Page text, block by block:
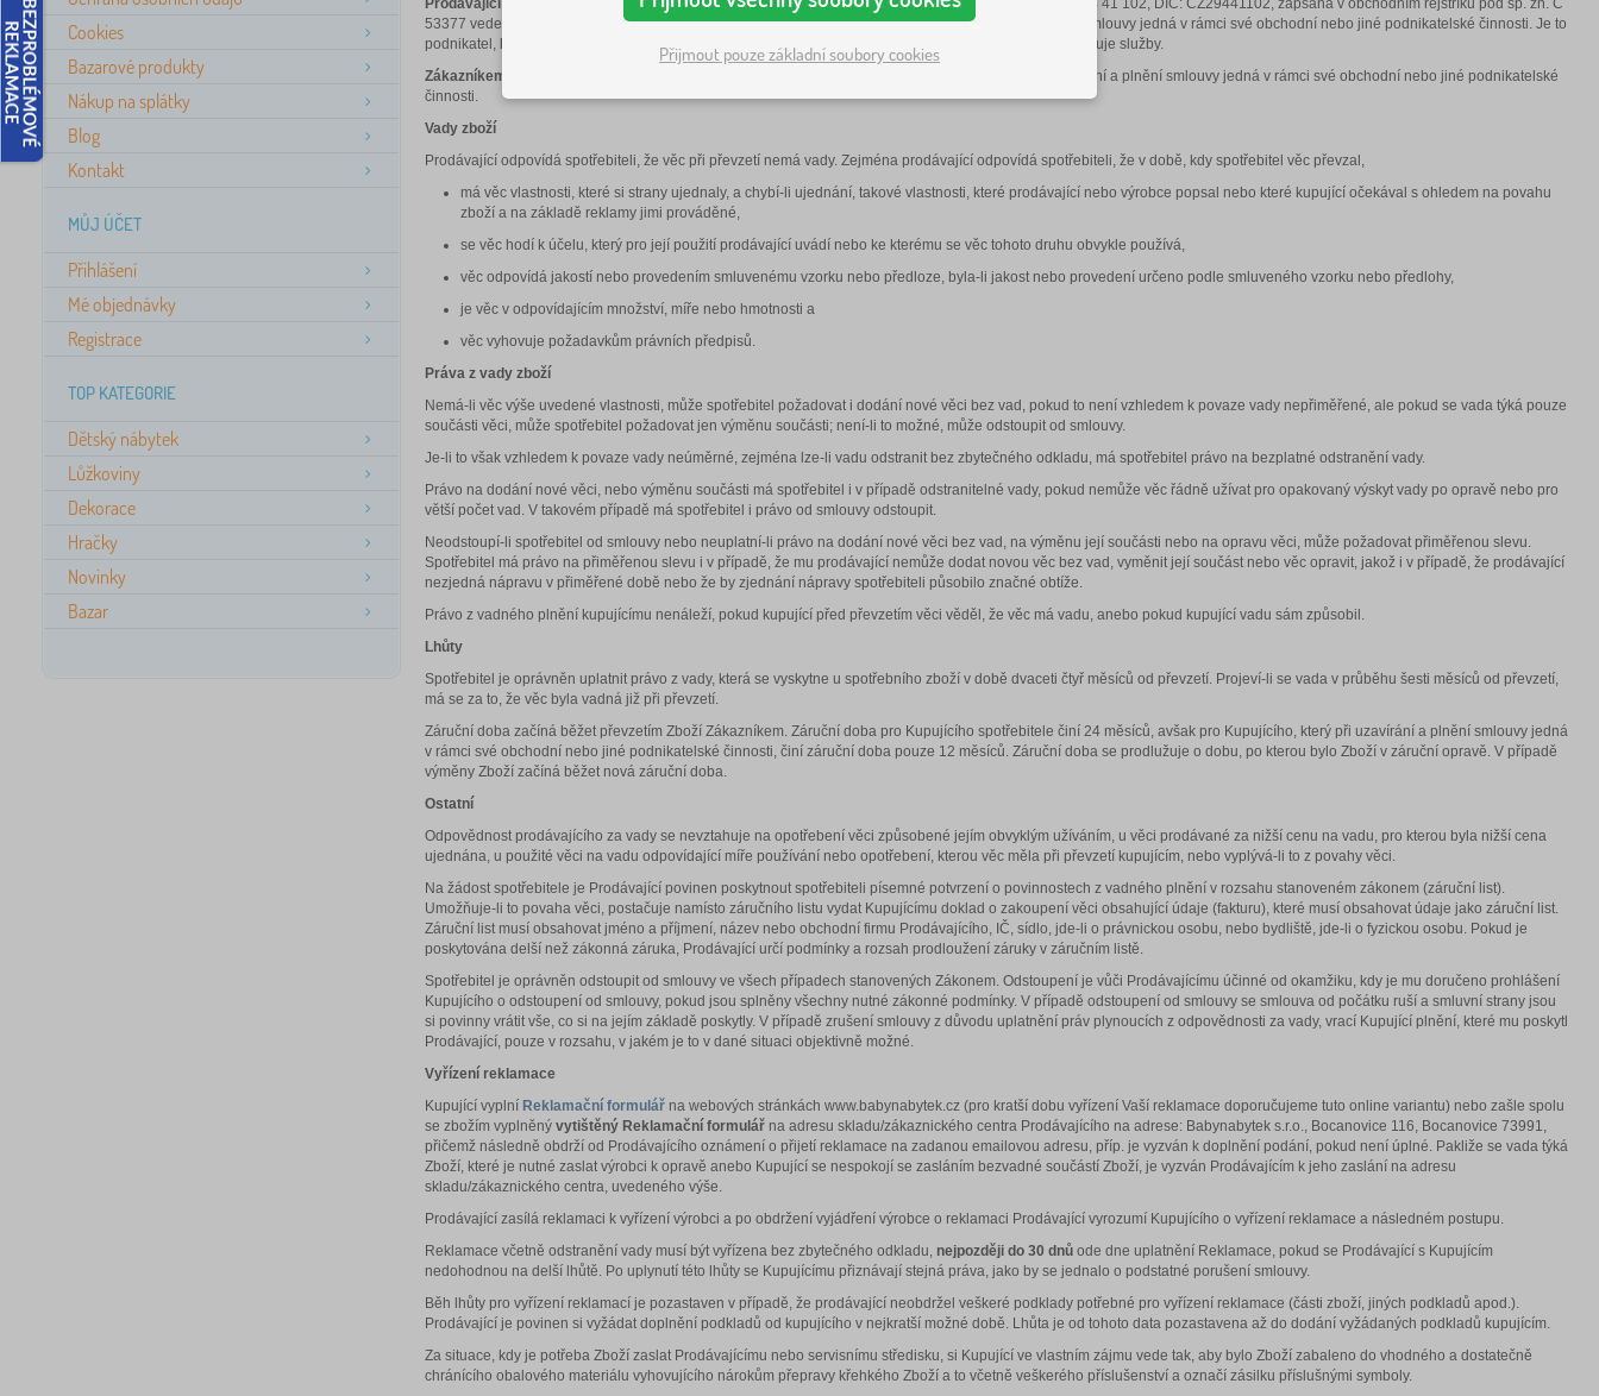
Cookies
Bazarové produkty
Nákup na splátky
Blog
Kontakt
MŮJ ÚČET
Přihlášení
Mé objednávky
Registrace
TOP KATEGORIE
Dětský nábytek
Lůžkoviny
Dekorace
Hračky
Novinky
Bazar
Prodávajícíje obchodní společnost Babynabytek s.r.o., se sídlem Bukovec 259, 739 85 Bukovec, IČ: 294 41 102, DIČ: CZ29441102, zapsaná v obchodním rejstříku pod sp. zn. C
53377 vedenou u Krajského soudu v Ostravě. Babynabytek s.r.o. je osoba, která při uzavírání a plnění smlouvy jedná v rámci své obchodní nebo jiné podnikatelské činnosti. Je to
podnikatel, který přímo nebo prostřednictvím jiných podnikatelů dodává Kupujícímu výrobky nebo poskytuje služby.
Zákazníkem
našeho internetového obchodu je buď Kupující spotřebitel anebo Kupující, který při uzavírání a plnění smlouvy jedná v rámci své obchodní nebo jiné podnikatelské
činnosti.
Vady zboží
Prodávající odpovídá spotřebiteli, že věc při převzetí nemá vady. Zejména prodávající odpovídá spotřebiteli, že v době, kdy spotřebitel věc převzal,
má věc vlastnosti, které si strany ujednaly, a chybí-li ujednání, takové vlastnosti, které prodávající nebo výrobce popsal nebo které kupující očekával s ohledem na povahu
zboží a na základě reklamy jimi prováděné,
se věc hodí k účelu, který pro její použití prodávající uvádí nebo ke kterému se věc tohoto druhu obvykle používá,
věc odpovídá jakostí nebo provedením smluvenému vzorku nebo předloze, byla-li jakost nebo provedení určeno podle smluveného vzorku nebo předlohy,
je věc v odpovídajícím množství, míře nebo hmotnosti a
věc vyhovuje požadavkům právních předpisů.
Práva z vady zboží
Nemá-li věc výše uvedené vlastnosti, může spotřebitel požadovat i dodání nové věci bez vad, pokud to není vzhledem k povaze vady nepřiměřené, ale pokud se vada týká pouze
součásti věci, může spotřebitel požadovat jen výměnu součásti; není-li to možné, může odstoupit od smlouvy.
Je-li to však vzhledem k povaze vady neúměrné, zejména lze-li vadu odstranit bez zbytečného odkladu, má spotřebitel právo na bezplatné odstranění vady.
Právo na dodání nové věci, nebo výměnu součásti má spotřebitel i v případě odstranitelné vady, pokud nemůže věc řádně užívat pro opakovaný výskyt vady po opravě nebo pro
větší počet vad. V takovém případě má spotřebitel i právo od smlouvy odstoupit.
Neodstoupí-li spotřebitel od smlouvy nebo neuplatní-li právo na dodání nové věci bez vad, na výměnu její součásti nebo na opravu věci, může požadovat přiměřenou slevu.
Spotřebitel má právo na přiměřenou slevu i v případě, že mu prodávající nemůže dodat novou věc bez vad, vyměnit její součást nebo věc opravit, jakož i v případě, že prodávající
nezjedná nápravu v přiměřené době nebo že by zjednání nápravy spotřebiteli působilo značné obtíže.
Právo z vadného plnění kupujícímu nenáleží, pokud kupující před převzetím věci věděl, že věc má vadu, anebo pokud kupující vadu sám způsobil.
Lhůty
Spotřebitel je oprávněn uplatnit právo z vady, která se vyskytne u spotřebního zboží v době dvaceti čtyř měsíců od převzetí. Projeví-li se vada v průběhu šesti měsíců od převzetí,
má se za to, že věc byla vadná již při převzetí.
Záruční doba začíná běžet převzetím Zboží Zákazníkem. Záruční doba pro Kupujícího spotřebitele činí 24 měsíců, avšak pro Kupujícího, který při uzavírání a plnění smlouvy jedná
v rámci své obchodní nebo jiné podnikatelské činnosti, činí záruční doba pouze 12 měsíců. Záruční doba se prodlužuje o dobu, po kterou bylo Zboží v záruční opravě. V případě
výměny Zboží začíná běžet nová záruční doba.
Ostatní
Odpovědnost prodávajícího za vady se nevztahuje na opotřebení věci způsobené jejím obvyklým užíváním, u věci prodávané za nižší cenu na vadu, pro kterou byla nižší cena
ujednána, u použité věci na vadu odpovídající míře používání nebo opotřebení, kterou věc měla při převzetí kupujícím, nebo vyplývá-li to z povahy věci.
Na žádost spotřebitele je Prodávající povinen poskytnout spotřebiteli písemné potvrzení o povinnostech z vadného plnění v rozsahu stanoveném zákonem (záruční list).
Umožňuje-li to povaha věci, postačuje namísto záručního listu vydat Kupujícímu doklad o zakoupení věci obsahující údaje (fakturu), které musí obsahovat údaje jako záruční list.
Záruční list musí obsahovat jméno a příjmení, název nebo obchodní firmu Prodávajícího, IČ, sídlo, jde-li o právnickou osobu, nebo bydliště, jde-li o fyzickou osobu. Pokud je
poskytována delší než zákonná záruka, Prodávající určí podmínky a rozsah prodloužení záruky v záručním listě.
Spotřebitel je oprávněn odstoupit od smlouvy ve všech případech stanovených Zákonem. Odstoupení je vůči Prodávajícímu účinné od okamžiku, kdy je mu doručeno prohlášení
Kupujícího o odstoupení od smlouvy, pokud jsou splněny všechny nutné zákonné podmínky. V případě odstoupení od smlouvy se smlouva od počátku ruší a smluvní strany jsou
si povinny vrátit vše, co si na jejím základě poskytly. V případě zrušení smlouvy z důvodu uplatnění práv plynoucích z odpovědnosti za vady, vrací Kupující plnění, které mu poskytl
Prodávající, pouze v rozsahu, v jakém je to v dané situaci objektivně možné.
Vyřízení reklamace
Kupující vyplní Reklamační formulářna webových stránkách www.babynabytek.cz (pro kratší dobu vyřízení Vaší reklamace doporučujeme tuto online variantu) nebo zašle spolu
se zbožím vyplněný vytištěný Reklamační formulářna adresu skladu/zákaznického centra Prodávajícího na adrese: Babynabytek s.r.o., Bocanovice 116, Bocanovice 73991,
přičemž následně obdrží od Prodávajícího oznámení o přijetí reklamace na zadanou emailovou adresu, příp. je vyzván k doplnění podání, pokud není úplné. Pakliže se vada týká
Zboží, které je nutné zaslat výrobci k opravě anebo Kupující se nespokojí se zasláním bezvadné součástí Zboží, je vyzván Prodávajícím k jeho zaslání na adresu
skladu/zákaznického centra, uvedeného výše.
Prodávající zasílá reklamaci k vyřízení výrobci a po obdržení vyjádření výrobce o reklamaci Prodávající vyrozumí Kupujícího o vyřízení reklamace a následném postupu.
Reklamace včetně odstranění vady musí být vyřízena bez zbytečného odkladu, nejpozději do 30 dnůode dne uplatnění Reklamace, pokud se Prodávající s Kupujícím
nedohodnou na delší lhůtě. Po uplynutí této lhůty se Kupujícímu přiznávají stejná práva, jako by se jednalo o podstatné porušení smlouvy.
Běh lhůty pro vyřízení reklamací je pozastaven v případě, že prodávající neobdržel veškeré podklady potřebné pro vyřízení reklamace (části zboží, jiných podkladů apod.).
Prodávající je povinen si vyžádat doplnění podkladů od kupujícího v nejkratší možné době. Lhůta je od tohoto data pozastavena až do dodání vyžádaných podkladů kupujícím.
Za situace, kdy je potřeba Zboží zaslat Prodávajícímu nebo servisnímu středisku, si Kupující ve vlastním zájmu vede tak, aby bylo Zboží zabaleno do vhodného a dostatečně
chránícího obalového materiálu vyhovujícího nárokům přepravy křehkého Zboží a to včetně veškerého příslušenství a označí zásilku příslušnými symboly.
Přijmout pouze základní soubory cookies